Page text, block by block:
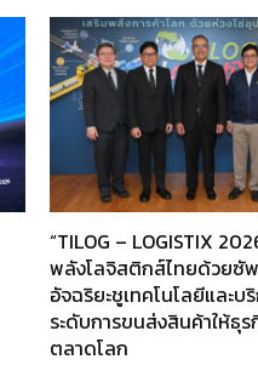
“TILOG – LOGISTIX
พลังโลจิสติกส์ไทยด้วยซั
อัจฉริยะชูเทคโนโลยีและบ
ระดับการขนส่งสินค้าให้ธุร
ตลาดโลก